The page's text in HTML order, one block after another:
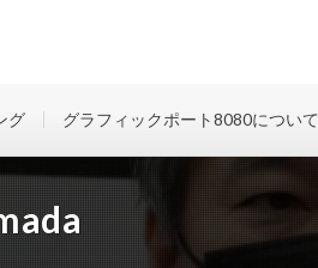
グ グラフィックポート8080について